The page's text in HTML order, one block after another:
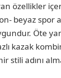
özellikler
beyaz spor
Öte
kazak
stili adını